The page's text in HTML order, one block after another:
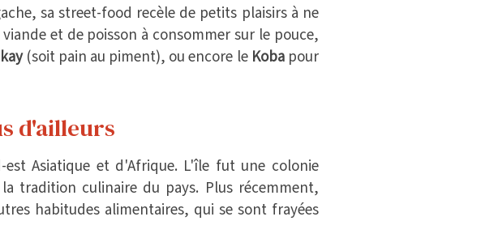
sa street-food recèle de petits plaisirs à ne
et de poisson à consommer sur le pouce,
(soit pain au piment), ou encore le Koba pour
d'ailleurs
Asiatique et d'Afrique. L'île fut une colonie
tradition culinaire du pays. Plus récemment,
habitudes alimentaires, qui se sont frayées